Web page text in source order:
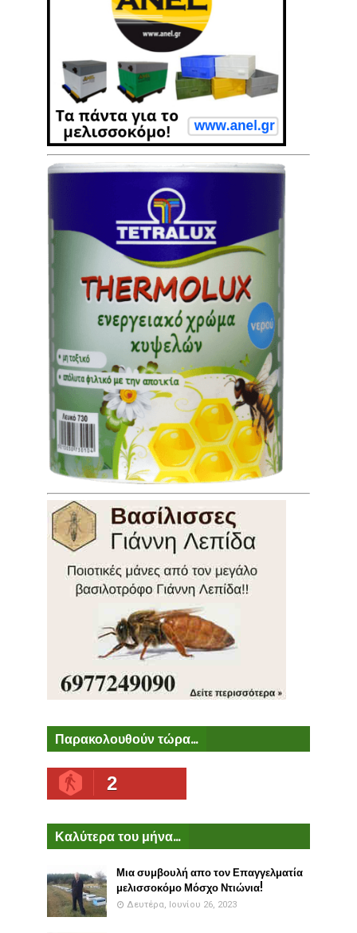
Παρακολουθούν τώρα...
2
Καλύτερα του μήνα...
Μια συμβουλή απο τον Επαγγελματία
μελισσοκόμο Μόσχο Ντιώνια!
Δευτέρα, Ιουνίου 26, 2023